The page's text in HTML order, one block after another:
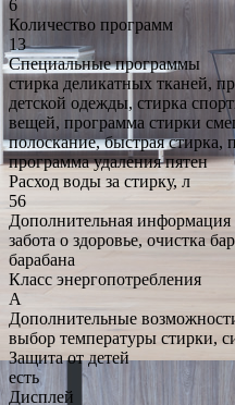
6
Количество программ
13
Специальные программы
стирка деликатных тканей,
детской одежды, стирка
вещей, программа стирки
полоскание, быстрая стирка,
программа удаления пятен
Расход воды за стирку, л
56
Дополнительная информация
забота о здоровье, очистка
барабана
Класс энергопотребления
A
Дополнительные
выбор температуры стирки,
Защита от детей
есть
Дисплей